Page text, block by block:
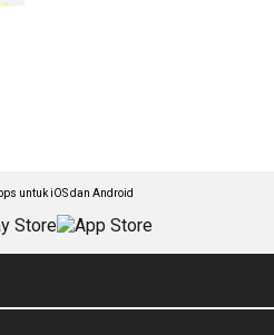
untuk iOS dan Android